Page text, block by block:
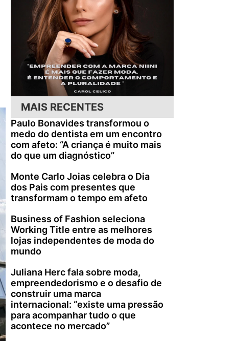
MAIS RECENTES
Paulo Bonavides transformou o
medo do dentista em um encontro
com afeto: “A criança é muito mais
do que um diagnóstico”
Monte Carlo Joias celebra o Dia
dos Pais com presentes que
transformam o tempo em afeto
Business of Fashion seleciona
Working Title entre as melhores
lojas independentes de moda do
mundo
Juliana Herc fala sobre moda,
empreendedorismo e o desafio de
construir uma marca
internacional: “existe uma pressão
para acompanhar tudo o que
acontece no mercado”